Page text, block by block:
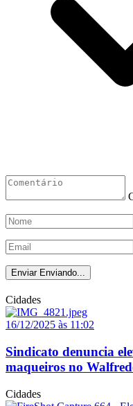
Enviar Enviando...
Cidades
16/12/2025 às 11:02
Sindicato denuncia
maqueiros no
Cidades